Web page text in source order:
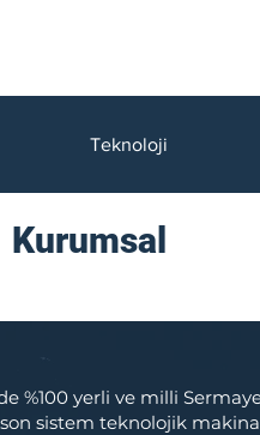
Teknoloji
Kurumsal
yerli ve milli
sistem teknolojik